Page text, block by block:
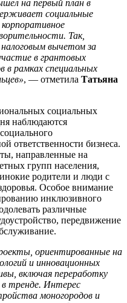
на первый план в
социальные
Так,
налоговым вычетом за
в грантовых
в рамках специальных
, — отметила Татьяна
социальных
наблюдаются
ответственности бизнеса.
направленные на
групп населения,
родители и люди с
Особое внимание
инклюзивного
различные
передвижение
ориентированные на
и инновационных
включая переработку
тренде. Интерес
моногородов и